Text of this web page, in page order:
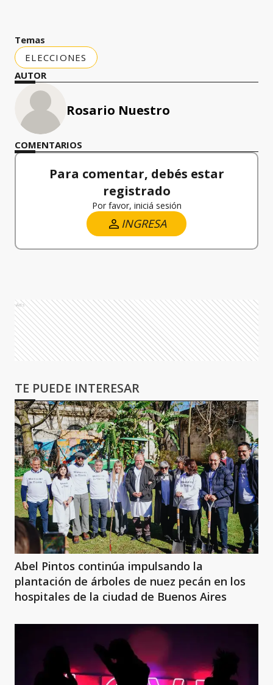
Temas
ELECCIONES
AUTOR
Rosario Nuestro
COMENTARIOS
Para comentar, debés estar
registrado
Por favor, iniciá sesión
INGRESA
Ads
TE PUEDE INTERESAR
Abel Pintos continúa impulsando la
plantación de árboles de nuez pecán en los
hospitales de la ciudad de Buenos Aires